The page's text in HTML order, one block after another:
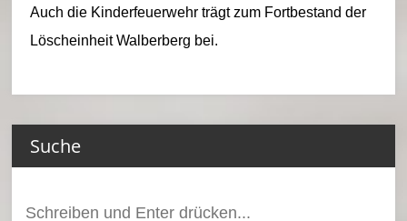
Auch die Kinderfeuerwehr trägt zum Fortbestand der
Löscheinheit Walberberg bei.
Suche